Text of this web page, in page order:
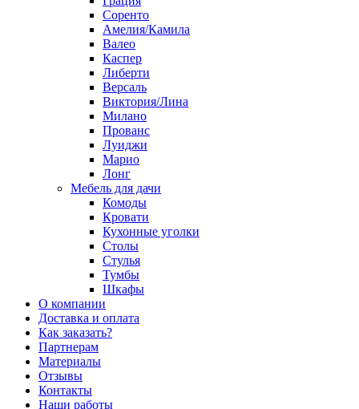
Соренто
Амелия/Камила
Валео
Каспер
Либерти
Версаль
Виктория/Лина
Милано
Прованс
Луиджи
Марио
Лонг
Мебель для дачи
Комоды
Кровати
Кухонные уголки
Столы
Стулья
Тумбы
Шкафы
О компании
Доставка и оплата
Как заказать?
Партнерам
Материалы
Отзывы
Контакты
Наши работы